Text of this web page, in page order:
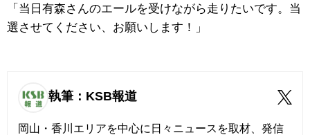
「当日有森さんのエールを受けながら走りたいです。当
選させてください、お願いします！」
執筆：KSB報道
岡山・香川エリアを中心に日々ニュースを取材、発信